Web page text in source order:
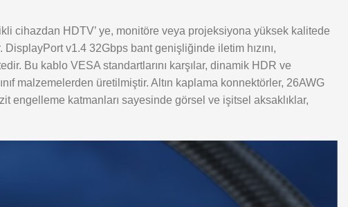
cihazdan HDTV’ ye, monitöre veya projeksiyona yüksek kalitede
v1.4 32Gbps bant genişliğinde iletim hızını,
Bu kablo VESA standartlarını karşılar, dinamik HDR ve
malzemelerden üretilmiştir. Altın kaplama konnektörler, 26AWG
engelleme katmanları sayesinde görsel ve işitsel aksaklıklar,